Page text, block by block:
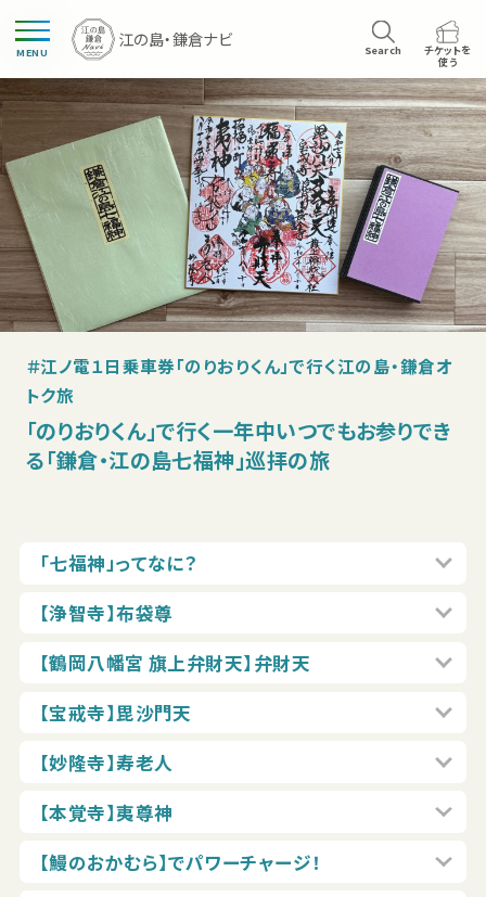
MENU Search
チケットを
使う
＃江ノ電１日乗車券「のりおりくん」で行く江の島・鎌倉オ
トク旅
「のりおりくん」で行く一年中いつでもお参りでき
る「鎌倉・江の島七福神」巡拝の旅
「七福神」ってなに？
【浄智寺】布袋尊
【鶴岡八幡宮 旗上弁財天】弁財天
【宝戒寺】毘沙門天
【妙隆寺】寿老人
【本覚寺】夷尊神
【鰻のおかむら】でパワーチャージ！